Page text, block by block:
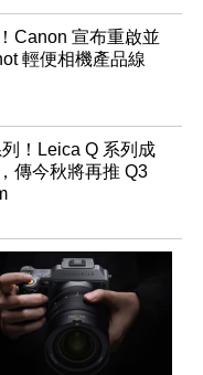
Canon 宣布重啟並
輕便相機產品線
！Leica Q 系列成
傳今秋將再推 Q3